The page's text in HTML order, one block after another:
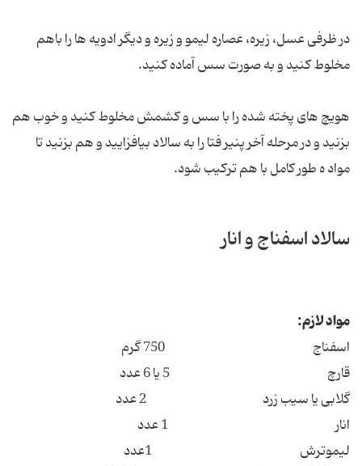
در ظرفی عسل، زیره، عصاره لیمو و زیره و دیگر ادویه ها را باهم
مخلوط کنید و به صورت سس آماده کنید.
هویچ های پخته شده را با سس و کشمش مخلوط کنید و خوب هم
بزنید و در مرحله آخر پنیر فتا را به سالاد بیافزایید و هم بزنید تا
مواد ه طور کامل با هم ترکیب شود.
سالاد اسفناج و انار
مواد لازم:
اسفناج 750 گرم
قارچ 5 یا 6 عدد
گلابی یا سیب زرد 2 عدد
انار 1 عدد
لیموترش 1عدد